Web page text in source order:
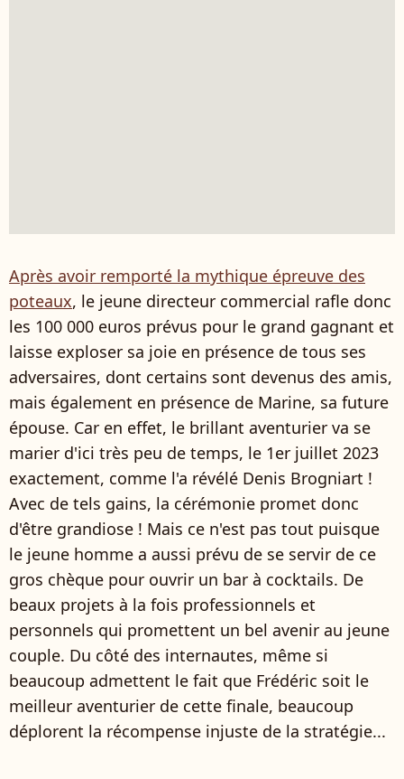
Après avoir remporté la mythique épreuve des
poteaux, le jeune directeur commercial rafle donc
les 100 000 euros prévus pour le grand gagnant et
laisse exploser sa joie en présence de tous ses
adversaires, dont certains sont devenus des amis,
mais également en présence de Marine, sa future
épouse. Car en effet, le brillant aventurier va se
marier d'ici très peu de temps, le 1er juillet 2023
exactement, comme l'a révélé Denis Brogniart !
Avec de tels gains, la cérémonie promet donc
d'être grandiose ! Mais ce n'est pas tout puisque
le jeune homme a aussi prévu de se servir de ce
gros chèque pour ouvrir un bar à cocktails. De
beaux projets à la fois professionnels et
personnels qui promettent un bel avenir au jeune
couple. Du côté des internautes, même si
beaucoup admettent le fait que Frédéric soit le
meilleur aventurier de cette finale, beaucoup
déplorent la récompense injuste de la stratégie...